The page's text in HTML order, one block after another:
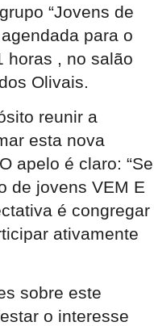
“Jovens de
para o
horas , no salão
Olivais.
reunir a
esta nova
apelo é claro: “Se
de jovens VEM E
é congregar
ativamente
sobre este
o interesse